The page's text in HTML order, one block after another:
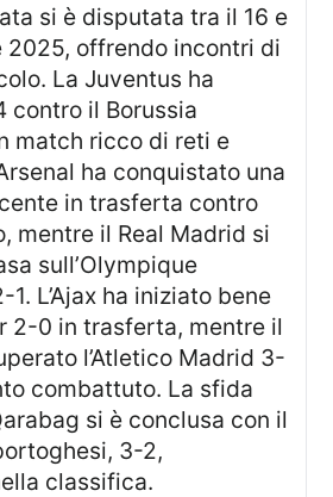
2025, offrendo incontri di
La Juventus ha
contro il Borussia
match ricco di reti e
ha conquistato una
in trasferta contro
mentre il Real Madrid si
sull’Olympique
L’Ajax ha iniziato bene
2-0 in trasferta, mentre il
l’Atletico Madrid 3-
combattuto. La sfida
si è conclusa con il
3-2,
classifica.